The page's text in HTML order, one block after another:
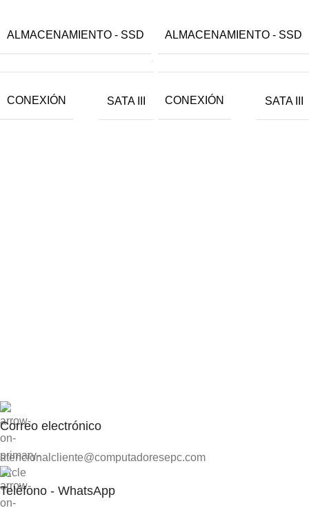
ALMACENAMIENTO - SSD
GB
CONEXIÓN SATA III
ALMACENAMIENTO - SSD
CONEXIÓN SATA III
Correo electrónico
atencionalcliente@computadoresepc.com
Teléfono - WhatsApp